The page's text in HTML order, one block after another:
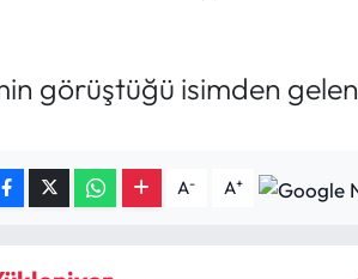
görüştüğü isimden gelen
A- A+